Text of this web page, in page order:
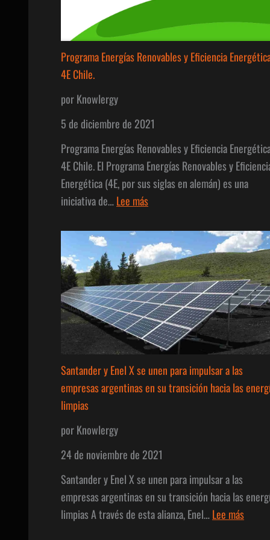
Programa Energías Renovables y Eficiencia
4E Chile.
por Knowlergy
5 de diciembre de 2021
Programa Energías Renovables y Eficiencia
4E Chile. El Programa Energías Renovables y
Energética (4E, por sus siglas en alemán) es una
iniciativa de…Lee más:
Energías
Renovables
y
Eficiencia
Energética
4E
Chile.
Santander y Enel X se unen para impulsar a las
empresas argentinas en su transición hacia las
limpias
por Knowlergy
24 de noviembre de 2021
Santander y Enel X se unen para impulsar a las
empresas argentinas en su transición hacia las
limpias A través de esta alianza, Enel…Lee más: